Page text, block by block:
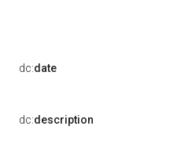
dc:date
dc:description